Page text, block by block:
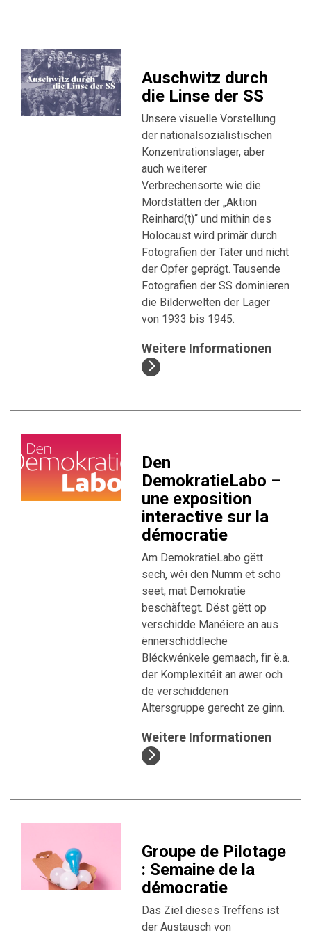
Auschwitz durch
die Linse der SS
Unsere visuelle Vorstellung
der nationalsozialistischen
Konzentrationslager, aber
auch weiterer
Verbrechensorte wie die
Mordstätten der „Aktion
Reinhard(t)“ und mithin des
Holocaust wird primär durch
Fotografien der Täter und nicht
der Opfer geprägt. Tausende
Fotografien der SS dominieren
die Bilderwelten der Lager
von 1933 bis 1945.
Weitere Informationen
Den
DemokratieLabo –
une exposition
interactive sur la
démocratie
Am DemokratieLabo gëtt
sech, wéi den Numm et scho
seet, mat Demokratie
beschäftegt. Dëst gëtt op
verschidde Manéiere an aus
ënnerschiddleche
Bléckwénkele gemaach, fir ë.a.
der Komplexitéit an awer och
de verschiddenen
Altersgruppe gerecht ze ginn.
Weitere Informationen
Groupe de Pilotage
: Semaine de la
démocratie
Das Ziel dieses Treffens ist
der Austausch von